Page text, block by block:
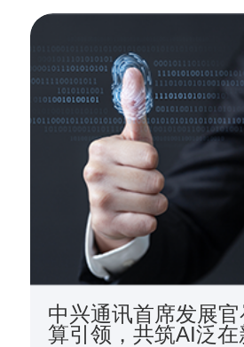
中兴通讯首席发展
算引领，共筑AI泛在